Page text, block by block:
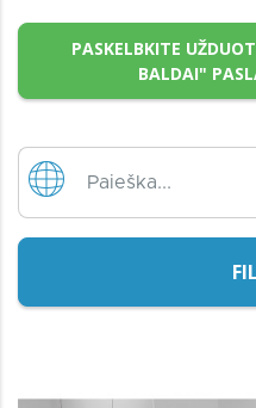
PASKELBKITE
BALDAI"